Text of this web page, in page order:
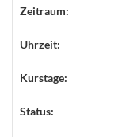
Zeitraum:
Uhrzeit:
Kurstage:
Status: